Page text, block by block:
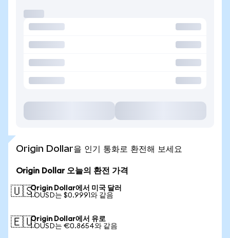
Origin Dollar을 인기 통화로 환전해 보세요
Origin Dollar 오늘의 환전 가격
🇺🇸Origin Dollar에서 미국 달러
1 OUSD는 $0.9991와 같음
🇪🇺Origin Dollar에서 유로
1 OUSD는 €0.8654와 같음